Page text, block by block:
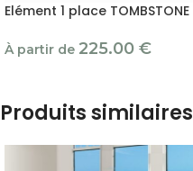
Elément 1 place TOMBSTONE
À partir de 225.00 €
Produits similaires